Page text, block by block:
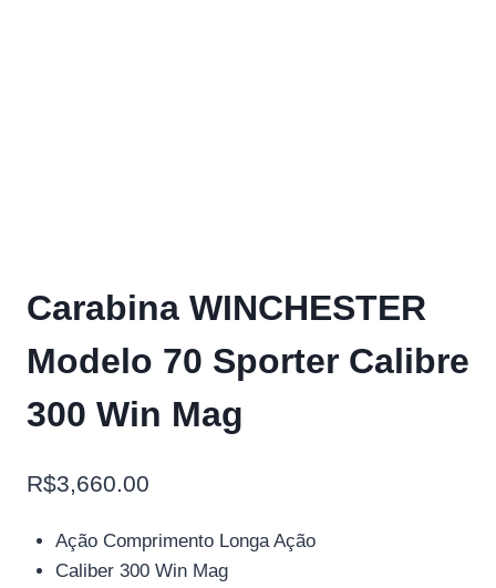
Carabina WINCHESTER
Modelo 70 Sporter Calibre
300 Win Mag
R$3,660.00
Ação Comprimento Longa Ação
Caliber 300 Win Mag